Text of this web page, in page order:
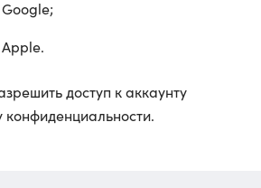
доступ к аккаунту
конфиденциальности.